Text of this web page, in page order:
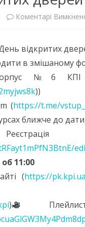
ПЕДАГОГІЧНИЙ
ТЕХНІЧНА
ПРО КАФЕДРУ
ОБГОВОРЕННЯ
Коментарі
відкритих
в змішаному
№6 КПІ ім.
))
(https://t.me/
ближче до
11:00
(https://
)